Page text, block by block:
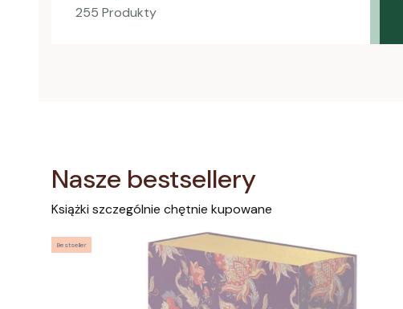
255 Produkty
Nasze bestsellery
Książki szczególnie chętnie kupowane
Bestseller